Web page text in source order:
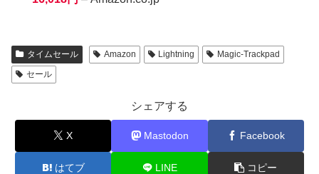
タイムセール Amazon Lightning
Magic-Trackpad
セール
シェアする
X Mastodon Facebook
はてブ LINE コピー